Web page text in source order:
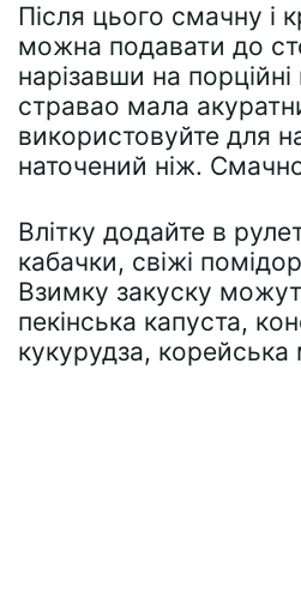
Після цього смачну і
можна подавати до
нарізавши на
стравао мала
використовуйте для
наточений ніж.
Влітку додайте в
кабачки, свіжі
Взимку закуску
пекінська капуста,
кукурудза, корейська